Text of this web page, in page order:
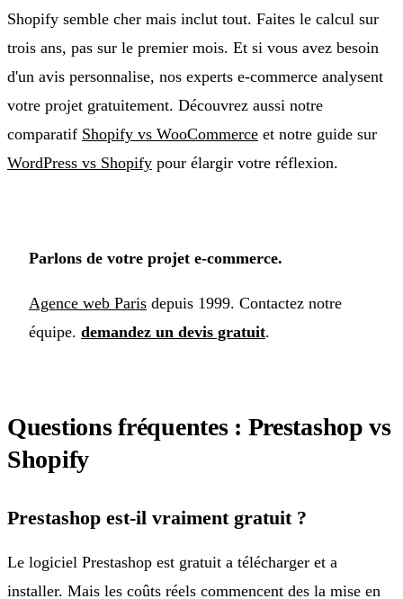
Shopify semble cher mais inclut tout. Faites le calcul sur
trois ans, pas sur le premier mois. Et si vous avez besoin
d'un avis personnalise, nos experts e-commerce analysent
votre projet gratuitement. Découvrez aussi notre
comparatif Shopify vs WooCommerce et notre guide sur
WordPress vs Shopify pour élargir votre réflexion.
Parlons de votre projet e-commerce.
Agence web Paris depuis 1999. Contactez notre
équipe. demandez un devis gratuit.
Questions fréquentes : Prestashop vs
Shopify
Prestashop est-il vraiment gratuit ?
Le logiciel Prestashop est gratuit a télécharger et a
installer. Mais les coûts réels commencent des la mise en